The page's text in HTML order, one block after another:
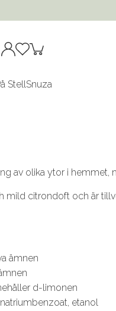
StellSnuza
av olika ytor i hemmet,
mild citrondoft och är
ämnen
d-limonen
etanol